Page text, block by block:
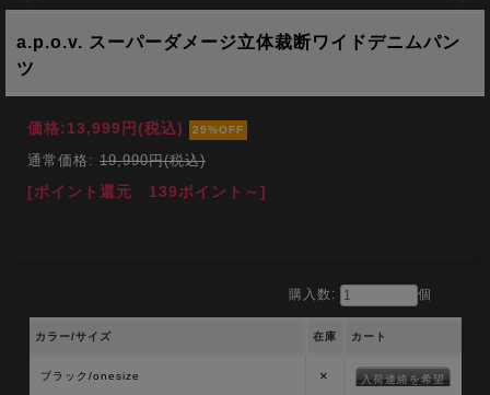
a.p.o.v. スーパーダメージ立体裁断ワイドデニムパン
ツ
価格:13,999円(税込) 29%OFF
通常価格: 19,990円(税込)
[ポイント還元 139ポイント～]
購入数: 個
カラー/サイズ 在庫 カート
ブラック/onesize × 入荷連絡を希望